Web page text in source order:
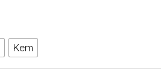
Kem